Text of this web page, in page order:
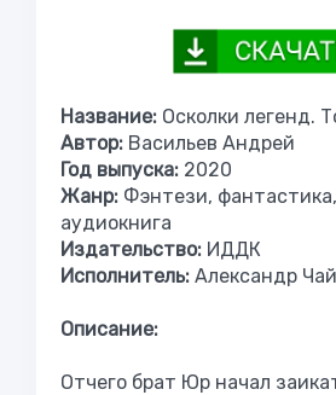
Название: Осколки легенд.
Автор: Васильев Андрей
Год выпуска: 2020
Жанр: Фэнтези,
аудиокнига
Издательство: ИДДК
Исполнитель: Александр
Описание:
Отчего брат Юр начал